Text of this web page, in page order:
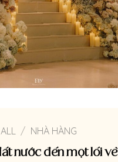
ALL / NHÀ HÀNG
nước đến một lối về